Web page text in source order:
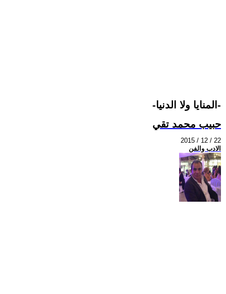
-المنايا ولا الدنيا-
حبيب محمد تقي
2015 / 12 / 22
الادب والفن